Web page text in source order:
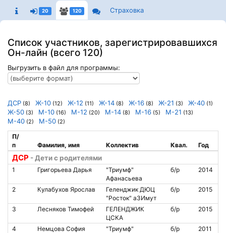
20 120 Страховка
Список участников, зарегистрировавшихся
Он-лайн (всего 120)
Выгрузить в файл для программы:
ДСР (8) Ж-10 (12) Ж-12 (11) Ж-14 (8) Ж-16 (8) Ж-21 (3) Ж-40 (1)
Ж-50 (3) М-10 (16) М-12 (20) М-14 (8) М-16 (5) М-21 (13)
М-40 (2) М-50 (2)
ДСР - Дети с родителями
П/
п
Фамилия, имя Коллектив Квал. Год
1 Григорьева Дарья
"Триумф"
Афанасьева
б/р 2014
2 Кулабухов Ярослав
Геленджик ДЮЦ
"Росток" аЗИмут
б/р 2015
3 Лесняков Тимофей
ГЕЛЕНДЖИК
ЦСКА
б/р 2015
4 Немцова София
"Триумф"
б/р 2011